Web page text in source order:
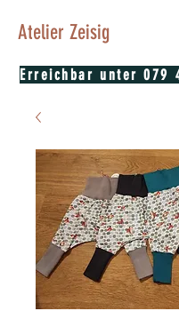
Erreichbar unter079
Atelier Zeisig